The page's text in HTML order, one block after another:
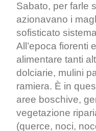
Sabato, per farle
azionavano i
sofisticato
All’epoca fiorenti
alimentare tanti
dolciarie, mulini
ramiera. È in
aree boschive,
vegetazione
(querce, noci,